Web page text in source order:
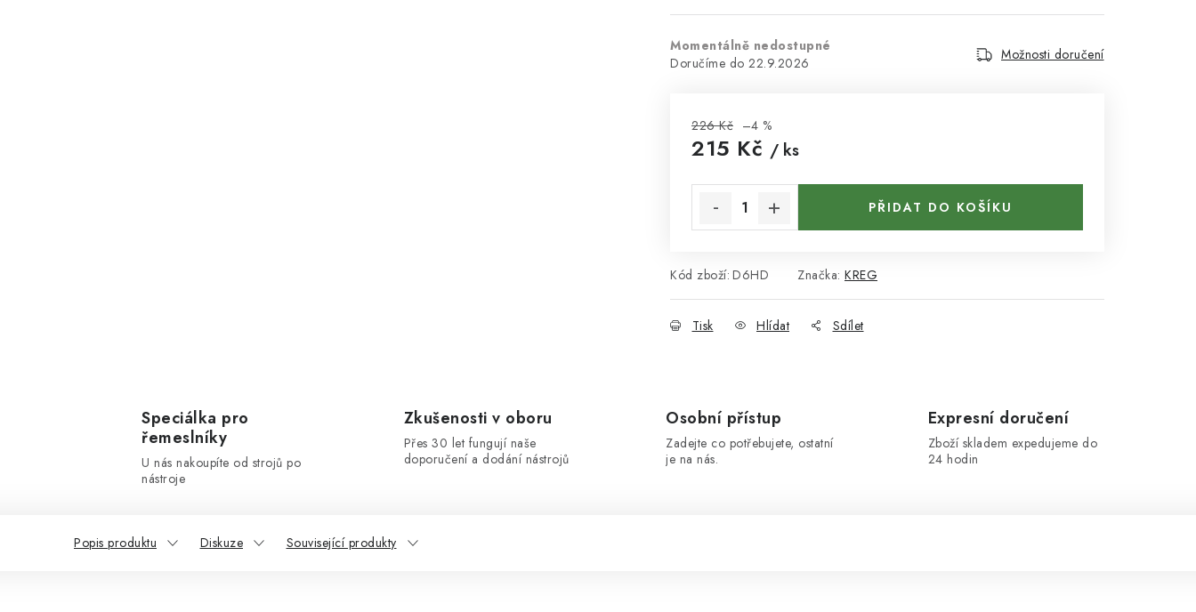
Momentálně nedostupné
22.9.2026
Možnosti doručení
226 Kč –4 %
215 Kč / ks
PŘIDAT DO KOŠÍKU
Kód zboží: D6HD Značka: KREG
Tisk Hlídat Sdílet
Speciálka pro
řemeslníky
U nás nakoupíte od strojů po
nástroje
Zkušenosti v oboru
Přes 30 let fungují naše
doporučení a dodání nástrojů
Osobní přístup
Zadejte co potřebujete, ostatní
je na nás.
Expresní doručení
Zboží skladem expedujeme do
24 hodin
Popis produktu Diskuze Související produkty